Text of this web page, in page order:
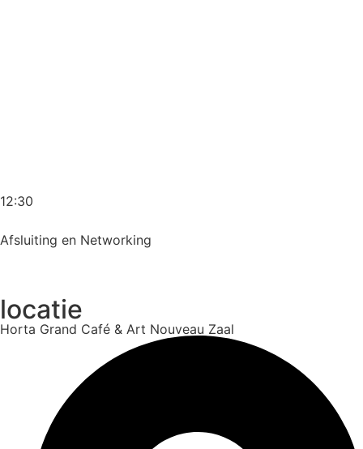
12:30
Afsluiting en Networking
locatie
Horta Grand Café & Art Nouveau Zaal